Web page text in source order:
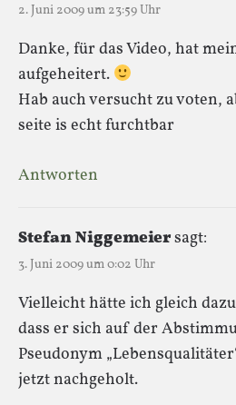
2. Juni 2009 um 23:59 Uhr
Danke, für das Video, hat
aufgeheitert.
Hab auch versucht zu voten,
seite is echt furchtbar
Antworten
Stefan Niggemeiersagt:
3. Juni 2009 um 0:02 Uhr
Vielleicht hätte ich gleich
dass er sich auf der
Pseudonym
jetzt nachgeholt.